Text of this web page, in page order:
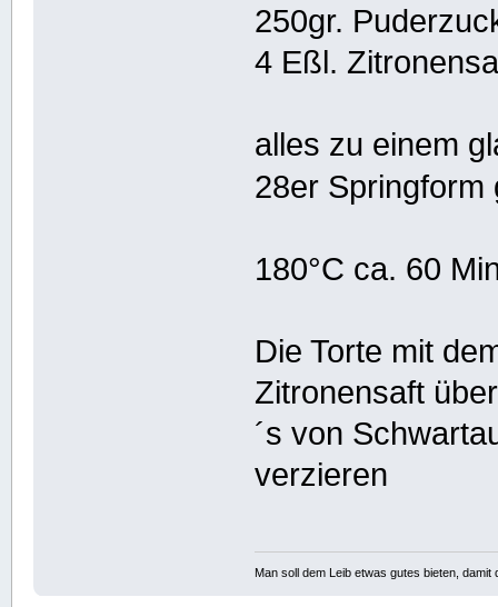
250gr.
4 Eßl.
alles zu einem
28er
180°C ca. 60
Die Torte mit
Zitronensaft
´s von
verzieren
Man soll dem Leib etwas gutes bieten,